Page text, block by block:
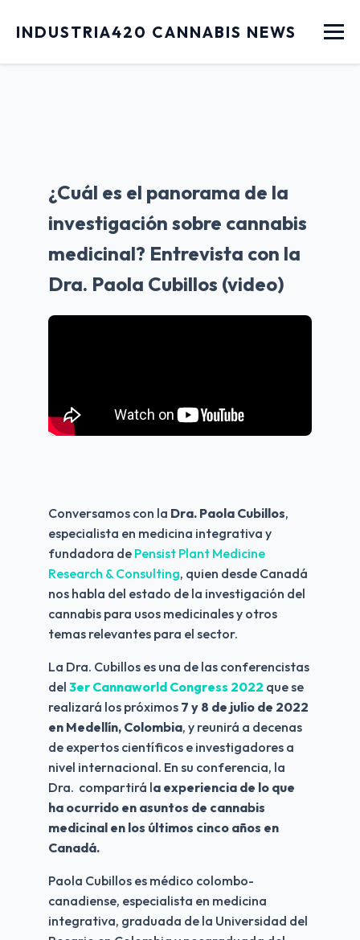
INDUSTRIA420 CANNABIS NEWS Menu
¿Cuál es el panorama de la
investigación sobre cannabis
medicinal? Entrevista con la
Dra. Paola Cubillos (video)
Conversamos con la Dra. Paola Cubillos,
especialista en medicina integrativa y
fundadora de Pensist Plant Medicine
Research & Consulting, quien desde Canadá
nos habla del estado de la investigación del
cannabis para usos medicinales y otros
temas relevantes para el sector.
La Dra. Cubillos es una de las conferencistas
del 3er Cannaworld Congress 2022 que se
realizará los próximos 7 y 8 de julio de 2022
en Medellín, Colombia, y reunirá a decenas
de expertos científicos e investigadores a
nivel internacional. En su conferencia, la
Dra.  compartirá la experiencia de lo que
ha ocurrido en asuntos de cannabis
medicinal en los últimos cinco años en
Canadá.
Paola Cubillos es médico colombo-
canadiense, especialista en medicina
integrativa, graduada de la Universidad del